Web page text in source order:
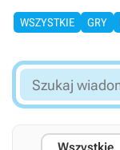
WSZYSTKIE GRY
Szukaj
wiadomości...